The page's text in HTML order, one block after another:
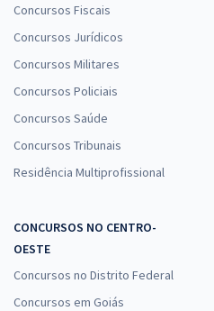
Concursos Fiscais
Concursos Jurídicos
Concursos Militares
Concursos Policiais
Concursos Saúde
Concursos Tribunais
Residência Multiprofissional
CONCURSOS NO CENTRO-
OESTE
Concursos no Distrito Federal
Concursos em Goiás